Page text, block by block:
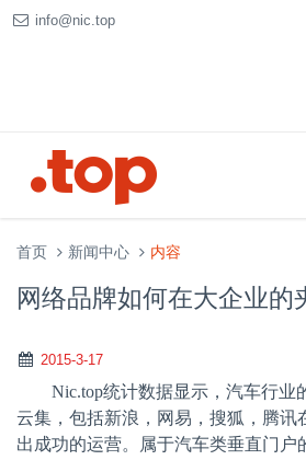
info@nic.top
首页 新闻中心 内容
网络品牌如何在大企业的
2015-3-17
Nic.top统计数据显示，汽车行业
云集，包括新浪，网易，搜狐，腾讯
出成功的运营。属于汽车类垂直门户